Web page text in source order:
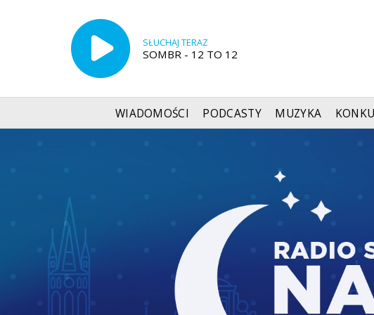
SŁUCHAJ TERAZ
SOMBR - 12 TO 12
WIADOMOŚCI PODCASTY MUZYKA